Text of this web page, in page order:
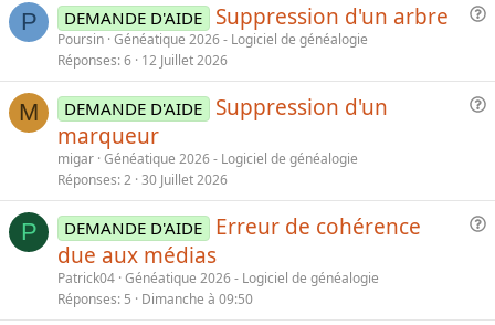
P
s
t
DEMANDE D'AIDE Suppression d'un arbre
Poursin Généatique 2026 - Logiciel de généalogie
Réponses 6 12 Juillet 2026
M
t
i
DEMANDE D'AIDE
Suppression d'un
marqueur
migar Généatique 2026 - Logiciel de généalogie
Réponses 2 30 Juillet 2026
P
t
DEMANDE D'AIDE
Erreur de cohérence
due aux médias
Patrick04 Généatique 2026 - Logiciel de généalogie
Réponses 5 Dimanche à 09:50